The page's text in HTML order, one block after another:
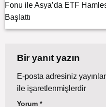
Fonu ile Asya’da ETF
Başlattı
Bir yanıt yazın
E-posta adresiniz
ile işaretlenmişlerdir
Yorum *